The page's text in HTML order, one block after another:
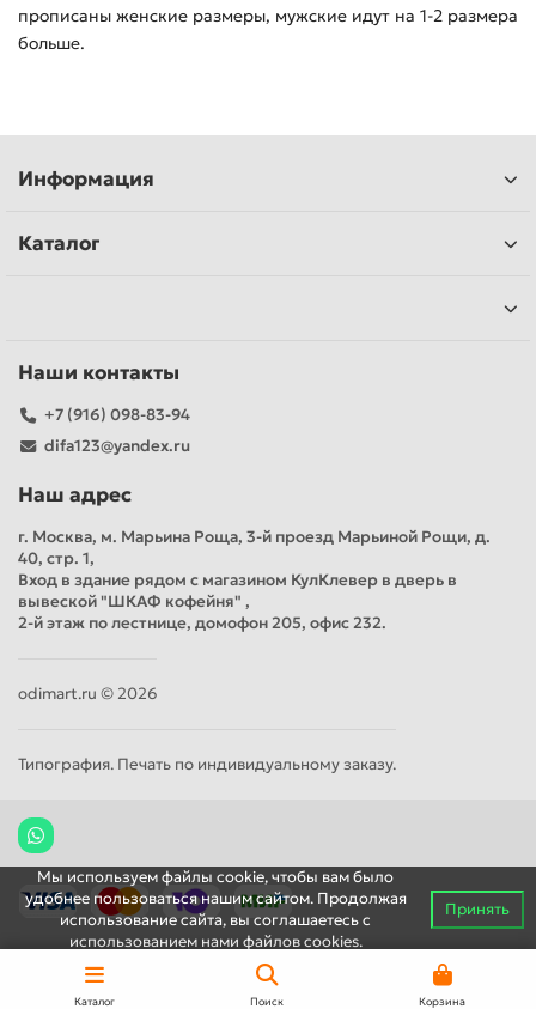
прописаны женские размеры, мужские идут на 1-2 размера
больше.
Информация
Каталог
Наши контакты
+7 (916) 098-83-94
difa123@yandex.ru
Наш адрес
г. Москва, м. Марьина Роща, 3-й проезд Марьиной Рощи, д.
40, стр. 1,
Вход в здание рядом с магазином КулКлевер в дверь в
вывеской "ШКАФ кофейня" ,
2-й этаж по лестнице, домофон 205, офис 232.
odimart.ru © 2026
Типография. Печать по индивидуальному заказу.
Мы используем файлы cookie, чтобы вам было
удобнее пользоваться нашим сайтом. Продолжая
использование сайта, вы соглашаетесь c
использованием нами файлов cookies.
Принять
Каталог Поиск Корзина